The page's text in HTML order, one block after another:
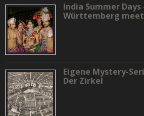
India Summer Days
Württemberg
Eigene Mystery-
Der Zirkel